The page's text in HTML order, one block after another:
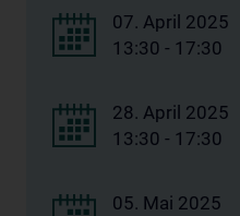
07. April 2025
13:30 - 17:30
28. April 2025
13:30 - 17:30
05. Mai 2025